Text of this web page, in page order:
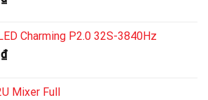
Charming P2.0 32S-3840Hz
₫
Mixer Full